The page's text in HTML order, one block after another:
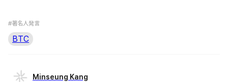
#著名人発言
BTC
Minseung Kang